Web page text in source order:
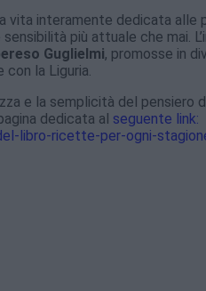
vita interamente dedicata alle
più attuale che mai.
Guglielmi, promosse in
la Liguria.
e la semplicità del pensiero
dedicata al seguente link:
libro-ricette-per-ogni-